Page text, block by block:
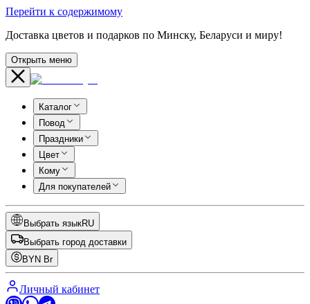
Перейти к содержимому
Доставка цветов и подарков по Минску, Беларуси и миру!
Открыть меню
Каталог
Повод
Праздники
Цвет
Кому
Для покупателей
Выбрать языкRU
Выбрать город доставки
BYN Br
Личный кабинет